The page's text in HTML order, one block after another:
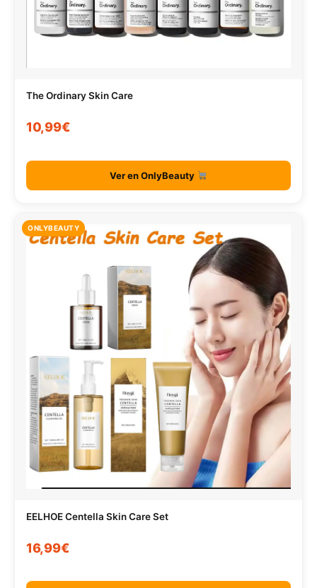
The Ordinary Skin Care
10,99€
Ver en OnlyBeauty
ONLYBEAUTY
EELHOE Centella Skin Care Set
16,99€